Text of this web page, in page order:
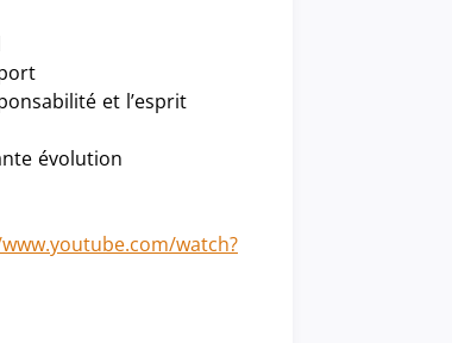
et l’esprit
évolution
watch?